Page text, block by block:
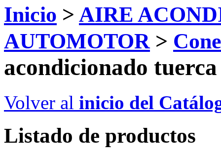
Inicio > AIRE
AUTOMOTOR>
acondicionado
Volver al inicio del
Listado de productos